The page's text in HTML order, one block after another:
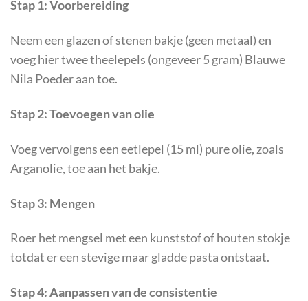
Stap 1: Voorbereiding
Neem een glazen of stenen bakje (geen metaal) en
voeg hier twee theelepels (ongeveer 5 gram) Blauwe
Nila Poeder aan toe.
Stap 2: Toevoegen van olie
Voeg vervolgens een eetlepel (15 ml) pure olie, zoals
Arganolie, toe aan het bakje.
Stap 3: Mengen
Roer het mengsel met een kunststof of houten stokje
totdat er een stevige maar gladde pasta ontstaat.
Stap 4: Aanpassen van de consistentie